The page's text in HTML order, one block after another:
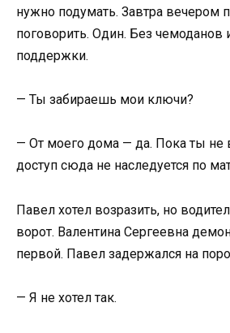
нужно подумать. Завтра вечером
поговорить. Один. Без чемоданов
поддержки.
— Ты забираешь мои ключи?
— От моего дома — да. Пока ты не
доступ сюда не наследуется по
Павел хотел возразить, но
ворот. Валентина Сергеевна
первой. Павел задержался на
— Я не хотел так.